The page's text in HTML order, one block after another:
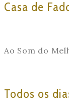
Casa de
Ao Som do
Todos os